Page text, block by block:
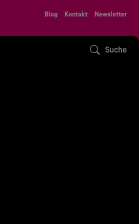
Blog Kontakt Newsletter
Suche